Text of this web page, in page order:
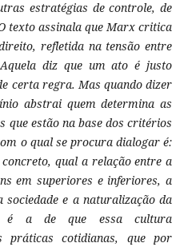
estratégias de controle, de
texto assinala que Marx critica
refletida na tensão entre
diz que um ato é justo
certa regra. Mas quando dizer
abstrai quem determina as
que estão na base dos critérios
o qual se procura dialogar é:
qual a relação entre a
em superiores e inferiores, a
e a naturalização da
é a de que essa cultura
práticas cotidianas, que por